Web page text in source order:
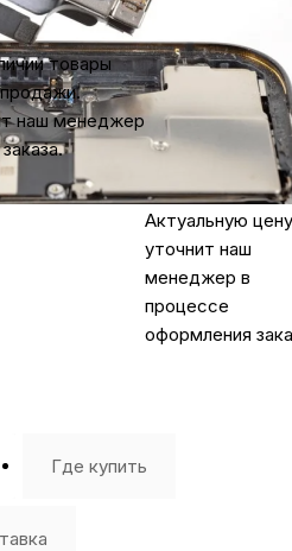
центр Apple в Самаре
сертификаты
товары
продажи.
наш менеджер
Самаре
бесплатно
На
в наличии товары
указана
цена продажи.
Актуальную цену
уточнит наш
менеджер в
процессе
оформления
Где купить